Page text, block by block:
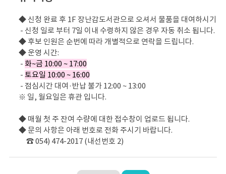
◆ 신청 완료 후 1F 장난감도서관으로 오셔서 물품을 대여하시기
- 신청 일로 부터 7일 이내 수령하지 않은 경우 자동 취소 됩니다.
◆ 후보 인원은 순번에 따라 개별적으로 연락을 드립니다.
◆ 운영 시간:
- 화~금 10:00 ~ 17:00
- 토요일 10:00 ~ 16:00
- 점심시간 대여·반납 불가 12:00 ~ 13:00
※ 일, 월요일은 휴관 입니다.
◆ 매월 첫 주 잔여 수량에 대한 접수창이 업로드 됩니다.
◆ 문의 사항은 아래 번호로 전화 주시기 바랍니다.
☎ 054) 474-2017 (내선번호 2)